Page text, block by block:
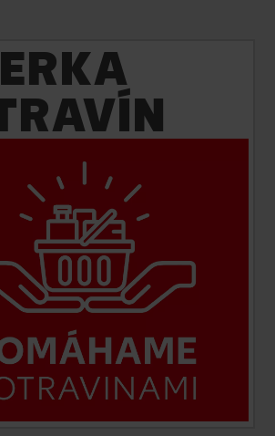
potravinovej zbierky
v spolupráci so Slovenským
uľahčujeme život rodinám po